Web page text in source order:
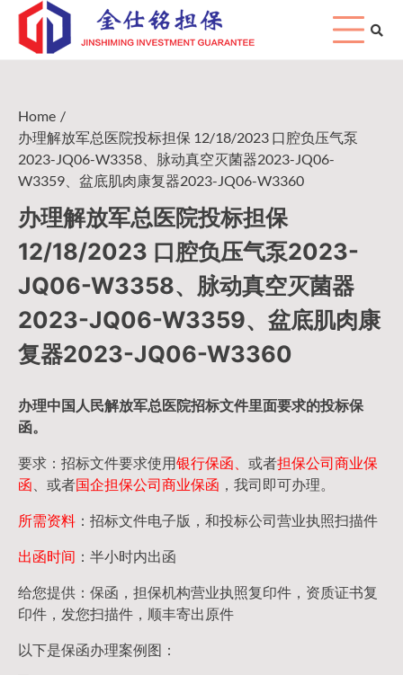
Skip
content
Home
办理解放军总医院投标担保 12/18/2023 口腔负压气泵
2023-JQ06-W3358、脉动真空灭菌器2023-JQ06-
W3359、盆底肌肉康复器2023-JQ06-W3360
办理解放军总医院投标担保
12/18/2023 口腔负压气泵2023-
JQ06-W3358、脉动真空灭菌器
2023-JQ06-W3359、盆底肌肉康
复器2023-JQ06-W3360
办理中国人民解放军总医院招标文件里面要求的投标保
函。
要求：招标文件要求使用银行保函、 或者担保公司商业保
函 、或者国企担保公司商业保函 ，我司即可办理。
所需资料 ：招标文件电子版，和投标公司营业执照扫描件
出函时间 ：半小时内出函
给您提供：保函，担保机构营业执照复印件，资质证书复
印件，发您扫描件，顺丰寄出原件
以下是保函办理案例图：